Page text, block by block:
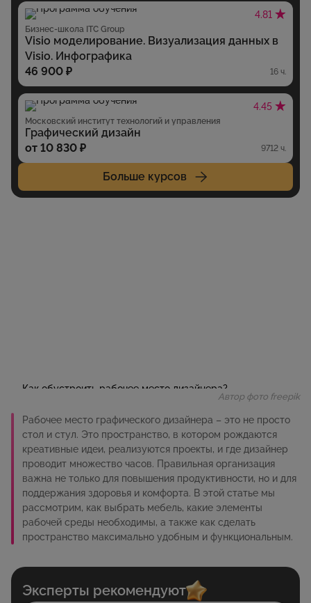
4.81
Бизнес-школа ITC Group
Visio моделирование. Визуализация данных в
Visio. Инфографика
46 900 ₽
16 ч.
4.45
Московский институт технологий и управления
Графический дизайн
от 10 830 ₽
9712 ч.
Больше курсов
Автор фото freepik
Рабочее место графического дизайнера – это не просто
стол и стул. Это пространство, в котором рождаются
креативные идеи, реализуются проекты, и где дизайнер
проводит множество часов. Правильная организация
важна не только для повышения продуктивности, но и для
поддержания здоровья и комфорта. В этой статье мы
рассмотрим, как выбрать мебель, какие элементы
рабочей среды необходимы, а также как сделать
пространство максимально удобным и функциональным.
Эксперты рекомендуют